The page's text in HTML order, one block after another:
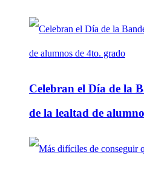
Celebran el Día de la
de la lealtad de